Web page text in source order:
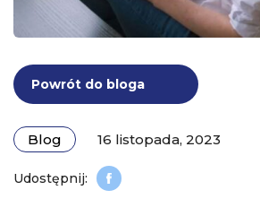
Powrót do bloga
Blog 16 listopada, 2023